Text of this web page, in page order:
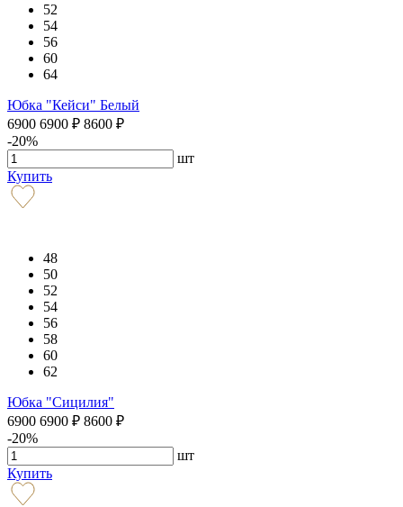
52
54
56
60
64
Юбка "Кейси" Белый
6900 6900 ₽ 8600 ₽
-20%
шт
Купить
48
50
52
54
56
58
60
62
Юбка "Сицилия"
6900 6900 ₽ 8600 ₽
-20%
шт
Купить